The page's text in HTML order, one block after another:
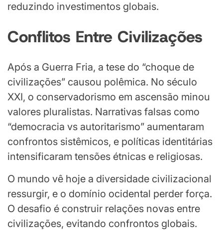
reduzindo investimentos globais.
Conflitos Entre Civilizações
Após a Guerra Fria, a tese do “choque de
civilizações” causou polêmica. No século
XXI, o conservadorismo em ascensão minou
valores pluralistas. Narrativas falsas como
“democracia vs autoritarismo” aumentaram
confrontos sistêmicos, e políticas identitárias
intensificaram tensões étnicas e religiosas.
O mundo vê hoje a diversidade civilizacional
ressurgir, e o domínio ocidental perder força.
O desafio é construir relações novas entre
civilizações, evitando confrontos globais.